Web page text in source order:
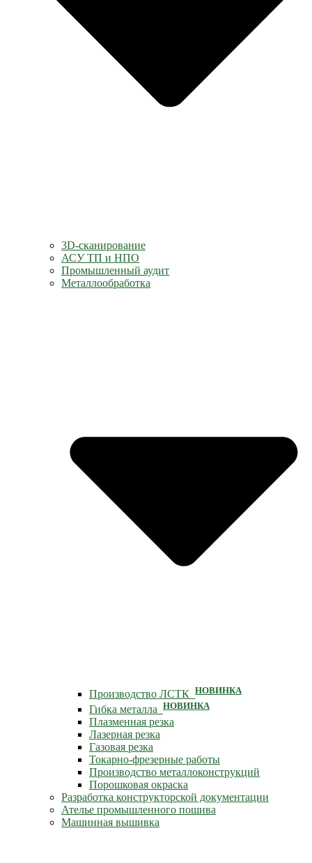
3D-сканирование
АСУ ТП и НПО
Промышленный аудит
Металлообработка
Производство ЛСТК НОВИНКА
Гибка металла НОВИНКА
Плазменная резка
Лазерная резка
Газовая резка
Токарно-фрезерные работы
Производство металлоконструкций
Порошковая окраска
Разработка конструкторской документации
Ателье промышленного пошива
Машинная вышивка